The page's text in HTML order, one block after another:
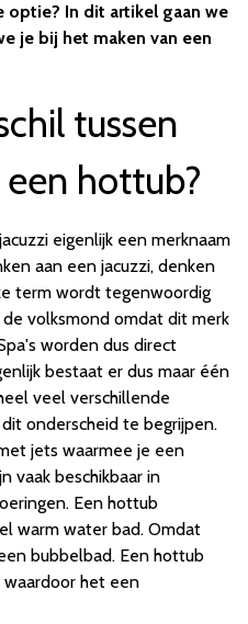
optie? In dit artikel gaan we
je bij het maken van een
tussen
hottub?
eigenlijk een merknaam
aan een jacuzzi, denken
term wordt tegenwoordig
volksmond omdat dit merk
worden dus direct
bestaat er dus maar één
veel verschillende
onderscheid te begrijpen.
jets waarmee je een
vaak beschikbaar in
Een hottub
warm water bad. Omdat
bubbelbad. Een hottub
waardoor het een